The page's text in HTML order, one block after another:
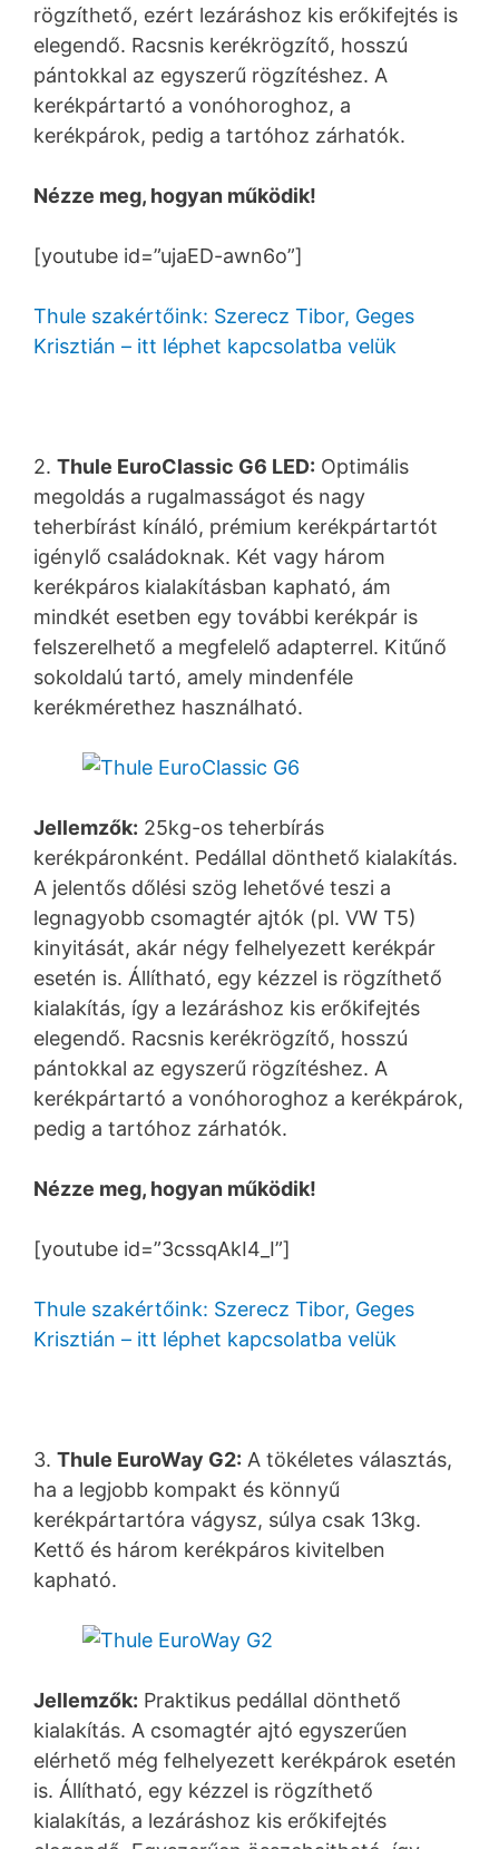
rögzíthető, ezért lezáráshoz kis erőkifejtés is
elegendő. Racsnis kerékrögzítő, hosszú
pántokkal az egyszerű rögzítéshez. A
kerékpártartó a vonóhoroghoz, a
kerékpárok, pedig a tartóhoz zárhatók.
Nézze meg, hogyan működik!
[youtube id=”ujaED-awn6o”]
Thule szakértőink: Szerecz Tibor, Geges
Krisztián – itt léphet kapcsolatba velük
2. Thule EuroClassic G6 LED: Optimális
megoldás a rugalmasságot és nagy
teherbírást kínáló, prémium kerékpártartót
igénylő családoknak. Két vagy három
kerékpáros kialakításban kapható, ám
mindkét esetben egy további kerékpár is
felszerelhető a megfelelő adapterrel. Kitűnő
sokoldalú tartó, amely mindenféle
kerékmérethez használható.
Jellemzők: 25kg-os teherbírás
kerékpáronként. Pedállal dönthető kialakítás.
A jelentős dőlési szög lehetővé teszi a
legnagyobb csomagtér ajtók (pl. VW T5)
kinyitását, akár négy felhelyezett kerékpár
esetén is. Állítható, egy kézzel is rögzíthető
kialakítás, így a lezáráshoz kis erőkifejtés
elegendő. Racsnis kerékrögzítő, hosszú
pántokkal az egyszerű rögzítéshez. A
kerékpártartó a vonóhoroghoz a kerékpárok,
pedig a tartóhoz zárhatók.
Nézze meg, hogyan működik!
[youtube id=”3cssqAkI4_I”]
Thule szakértőink: Szerecz Tibor, Geges
Krisztián – itt léphet kapcsolatba velük
3. Thule EuroWay G2: A tökéletes választás,
ha a legjobb kompakt és könnyű
kerékpártartóra vágysz, súlya csak 13kg.
Kettő és három kerékpáros kivitelben
kapható.
Jellemzők: Praktikus pedállal dönthető
kialakítás. A csomagtér ajtó egyszerűen
elérhető még felhelyezett kerékpárok esetén
is. Állítható, egy kézzel is rögzíthető
kialakítás, a lezáráshoz kis erőkifejtés